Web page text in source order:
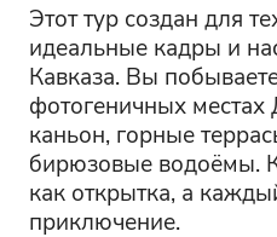
Этот тур создан для
идеальные кадры и
Кавказа. Вы
фотогеничных местах
каньон, горные
бирюзовые водоёмы.
как открытка, а
приключение.